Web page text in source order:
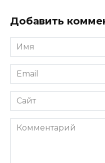
Добавить
Имя
*
Email
*
Сайт
Комментарий